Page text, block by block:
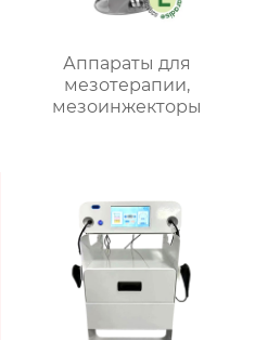
Аппараты для
мезотерапии,
мезоинжекторы